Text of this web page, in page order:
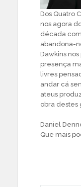
Dos Quatro
nos agora
década
abandona-
Dawkins
presença
livres
andar cá
ateus
obra destes
Daniel
Que mais